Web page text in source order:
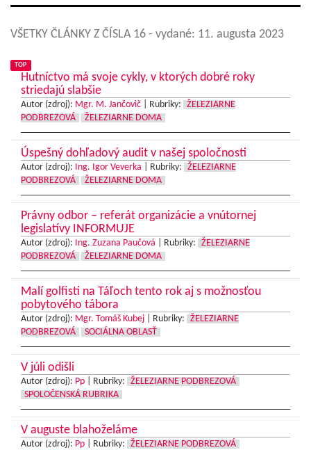
VŠETKY ČLÁNKY Z ČÍSLA 16 - vydané: 11. augusta 2023
TOP
Hutníctvo má svoje cykly, v ktorých dobré roky
striedajú slabšie
Autor (zdroj): Mgr. M. Jančovič Rubriky:
ŽELEZIARNE
PODBREZOVÁ
ŽELEZIARNE DOMA
Úspešný dohľadový audit v našej spoločnosti
Autor (zdroj): Ing. Igor Veverka Rubriky:
ŽELEZIARNE
PODBREZOVÁ
ŽELEZIARNE DOMA
Právny odbor – referát organizácie a vnútornej
legislatívy INFORMUJE
Autor (zdroj): Ing. Zuzana Paučová Rubriky:
ŽELEZIARNE
PODBREZOVÁ
ŽELEZIARNE DOMA
Malí golfisti na Táľoch tento rok aj s možnosťou
pobytového tábora
Autor (zdroj): Mgr. Tomáš Kubej Rubriky:
ŽELEZIARNE
PODBREZOVÁ
SOCIÁLNA OBLASŤ
V júli odišli
Autor (zdroj): Pp Rubriky:
ŽELEZIARNE PODBREZOVÁ
SPOLOČENSKÁ RUBRIKA
V auguste blahoželáme
Autor (zdroj): Pp Rubriky:
ŽELEZIARNE PODBREZOVÁ